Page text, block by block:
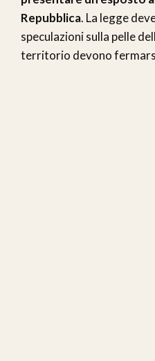
Repubblica. La legge
speculazioni sulla pelle
territorio devono